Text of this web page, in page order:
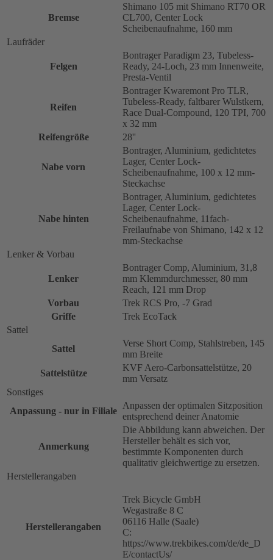
Bremse
Shimano 105 mit Shimano RT70 OR
CL700, Center Lock
Scheibenaufnahme, 160 mm
Laufräder
Felgen
Bontrager Paradigm 23, Tubeless-
Ready, 24-Loch, 23 mm Innenweite,
Presta-Ventil
Reifen
Bontrager Kwaremont Pro TLR,
Tubeless-Ready, faltbarer Wulstkern,
Race Dual-Compound, 120 TPI, 700
x 32 mm
Reifengröße
28''
Nabe vorn
Bontrager, Aluminium, gedichtetes
Lager, Center Lock-
Scheibenaufnahme, 100 x 12 mm-
Steckachse
Nabe hinten
Bontrager, Aluminium, gedichtetes
Lager, Center Lock-
Scheibenaufnahme, 11fach-
Freilaufnabe von Shimano, 142 x 12
mm-Steckachse
Lenker & Vorbau
Lenker
Bontrager Comp, Aluminium, 31,8
mm Klemmdurchmesser, 80 mm
Reach, 121 mm Drop
Vorbau
Trek RCS Pro, -7 Grad
Griffe
Trek EcoTack
Sattel
Sattel
Verse Short Comp, Stahlstreben, 145
mm Breite
Sattelstütze
KVF Aero-Carbonsattelstütze, 20
mm Versatz
Sonstiges
Anpassung - nur in Filiale
Anpassen der optimalen Sitzposition
entsprechend deiner Anatomie
Anmerkung
Die Abbildung kann abweichen. Der
Hersteller behält es sich vor,
bestimmte Komponenten durch
qualitativ gleichwertige zu ersetzen.
Herstellerangaben
Herstellerangaben
Trek Bicycle GmbH
Wegastraße 8 C
06116 Halle (Saale)
C:
https://www.trekbikes.com/de/de_D
E/contactUs/